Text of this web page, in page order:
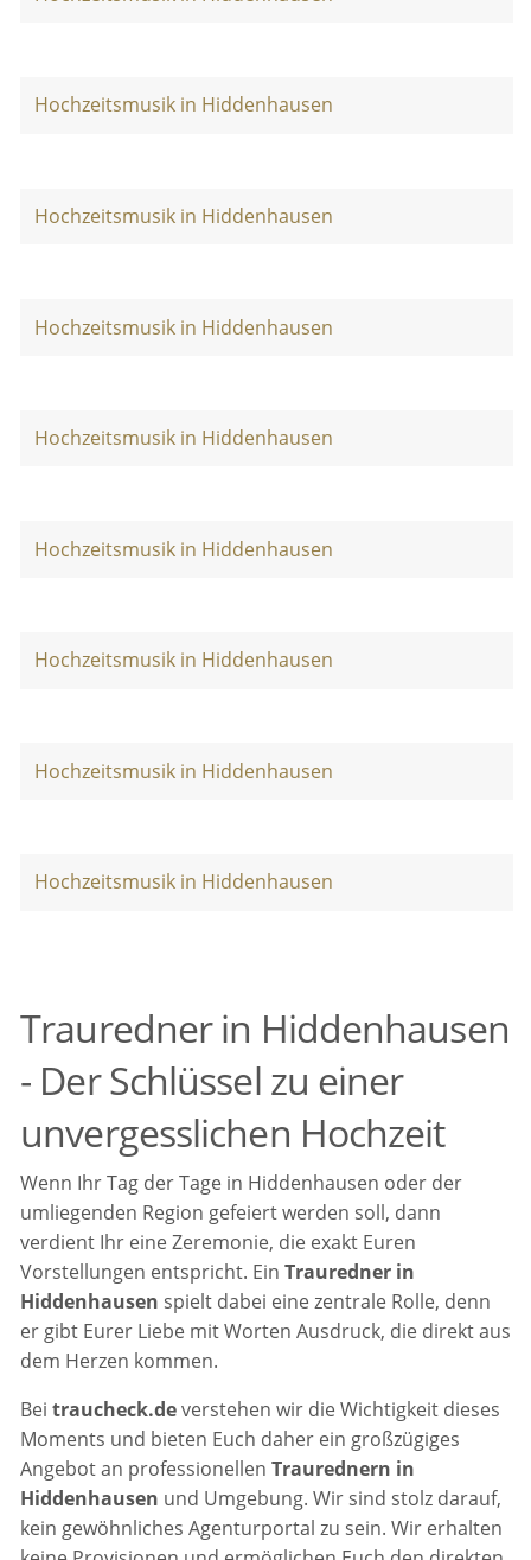
Hochzeitsmusik in Hiddenhausen
Hochzeitsmusik in Hiddenhausen
Hochzeitsmusik in Hiddenhausen
Hochzeitsmusik in Hiddenhausen
Hochzeitsmusik in Hiddenhausen
Hochzeitsmusik in Hiddenhausen
Hochzeitsmusik in Hiddenhausen
Hochzeitsmusik in Hiddenhausen
Trauredner in Hiddenhausen
- Der Schlüssel zu einer
unvergesslichen Hochzeit
Wenn Ihr Tag der Tage in Hiddenhausen oder der
umliegenden Region gefeiert werden soll, dann
verdient Ihr eine Zeremonie, die exakt Euren
Vorstellungen entspricht. EinTrauredner in
Hiddenhausen spielt dabei eine zentrale Rolle, denn
er gibt Eurer Liebe mit Worten Ausdruck, die direkt aus
dem Herzen kommen.
Beitraucheck.deverstehen wir die Wichtigkeit dieses
Moments und bieten Euch daher ein großzügiges
Angebot an professionellenTraurednern in
Hiddenhausen und Umgebung. Wir sind stolz darauf,
kein gewöhnliches Agenturportal zu sein. Wir erhalten